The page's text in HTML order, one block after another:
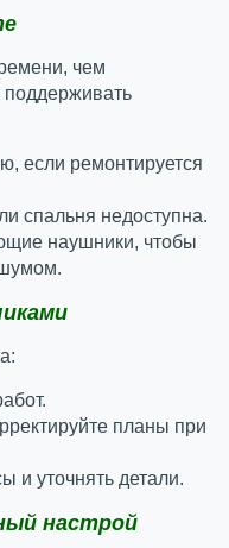
чем
если ремонтируется
спальня недоступна.
наушники, чтобы
планы при
и уточнять детали.
настрой